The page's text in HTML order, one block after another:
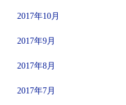
2017年10月
2017年9月
2017年8月
2017年7月